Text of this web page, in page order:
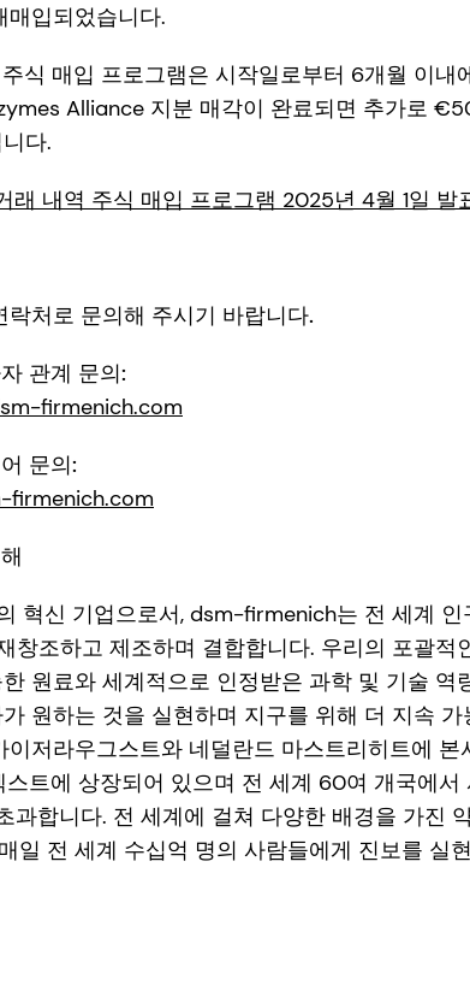
매입되었습니다.
식 매입 프로그램은 시작일로부터 6개월 이내
Alliance 지분 매각이 완료되면 추가로
다.
래 내역 주식 매입 프로그램 2025년 4월 1일 발
처로 문의해 주시기 바랍니다.
관계 문의:
firmenich.com
문의:
firmenich.com
혁신 기업으로서, dsm-firmenich는 전 세계
창조하고 제조하며 결합합니다. 우리의 포괄적
원료와 세계적으로 인정받은 과학 및 기술 역
원하는 것을 실현하며 지구를 위해 더 지속
저라우그스트와 네덜란드 마스트리히트에 본
스트에 상장되어 있으며 전 세계 60여 개국에
과합니다. 전 세계에 걸쳐 다양한 배경을 가진
일 전 세계 수십억 명의 사람들에게 진보를 실